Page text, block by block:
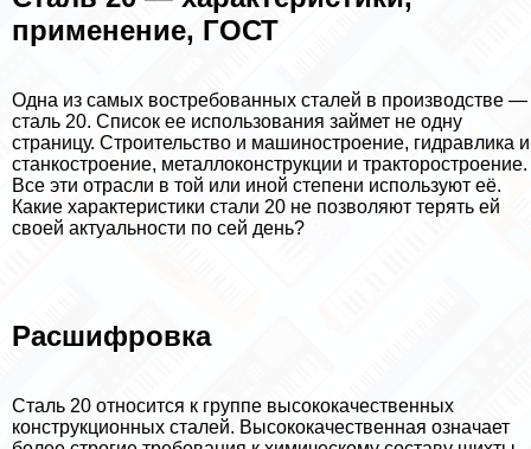
применение, ГОСТ
Одна из самых востребованных сталей в производстве —
сталь 20. Список ее использования займет не одну
страницу. Строительство и машиностроение, гидравлика и
станкостроение, металлоконструкции и тpaкторостроение.
Все эти отрасли в той или иной степени используют её.
Какие хаpaктеристики стали 20 не позволяют терять ей
своей актуальности по сей день?
Расшифровка
Сталь 20 относится к группе высококачественных
конструкционных сталей. Высококачественная означает